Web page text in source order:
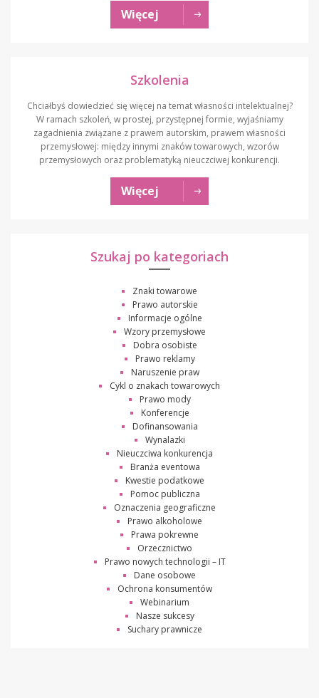
Więcej
Szkolenia
Chciałbyś dowiedzieć się więcej na temat własności intelektualnej?
W ramach szkoleń, w prostej, przystępnej formie, wyjaśniamy
zagadnienia związane z prawem autorskim, prawem własności
przemysłowej: między innymi znaków towarowych, wzorów
przemysłowych oraz problematyką nieuczciwej konkurencji.
Więcej
Szukaj po kategoriach
Znaki towarowe
Prawo autorskie
Informacje ogólne
Wzory przemysłowe
Dobra osobiste
Prawo reklamy
Naruszenie praw
Cykl o znakach towarowych
Prawo mody
Konferencje
Dofinansowania
Wynalazki
Nieuczciwa konkurencja
Branża eventowa
Kwestie podatkowe
Pomoc publiczna
Oznaczenia geograficzne
Prawo alkoholowe
Prawa pokrewne
Orzecznictwo
Prawo nowych technologii – IT
Dane osobowe
Ochrona konsumentów
Webinarium
Nasze sukcesy
Suchary prawnicze